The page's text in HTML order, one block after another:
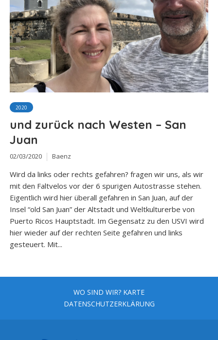
2020
und zurück nach Westen – San
Juan
02/03/2020 Baenz
Wird da links oder rechts gefahren? fragen wir uns, als wir
mit den Faltvelos vor der 6 spurigen Autostrasse stehen.
Eigentlich wird hier überall gefahren in San Juan, auf der
Insel “old San Juan” der Altstadt und Weltkulturerbe von
Puerto Ricos Hauptstadt. Im Gegensatz zu den USVI wird
hier wieder auf der rechten Seite gefahren und links
gesteuert. Mit...
WO SIND WIR? KARTE
DATENSCHUTZERKLÄRUNG